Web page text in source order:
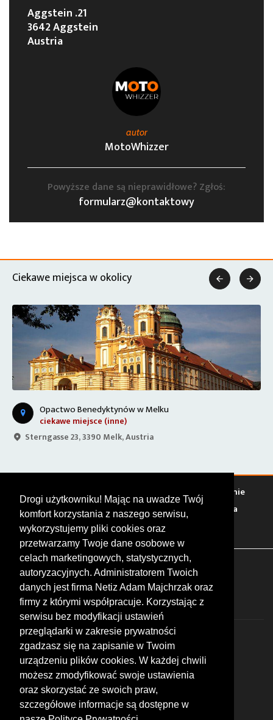
Drogi użytkowniku! Mając na uwadze Twój
komfort korzystania z naszego serwisu,
wykorzystujemy pliki cookies oraz
przetwarzamy Twoje dane osobowe w
celach marketingowych, statystycznych,
autoryzacyjnych. Administratorem Twoich
danych jest firma Netiz Adam Majchrzak oraz
firmy z którymi współpracuje. Korzystając z
serwisu bez modyfikacji ustawień
przeglądarki w zakresie prywatności
zgadzasz się na zapisanie w Twoim
urządzeniu plików cookies. W każdej chwili
możesz zmodyfikować swoje ustawienia
oraz skorzystać ze swoich praw,
szczegółowe informacje są dostępne w
Aggstein .21
3642 Aggstein
Austria
autor
MotoWhizzer
Powyższe dane są nieprawidłowe? Zgłoś:
formularz@kontaktowy
Ciekawe miejsca w okolicy
Opactwo Benedyktynów w Melku
ciekawe miejsce (inne)
Sterngasse 23, 3390 Melk, Austria
 
Warto zobaczyć Serwisy Stacje paliw
Jedzenie
Bary Zakwaterowanie Tory Zloty Rajdy
Spotkania
Targi Giełdy Szkolenia
FOLLOW US
© 2026 by MotoWhizzer.com
All rights reserved.